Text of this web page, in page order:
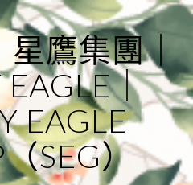
星鷹集團｜
EAGLE｜
EAGLE
SEG）